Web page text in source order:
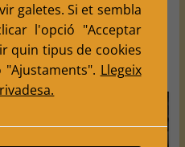
Like
galetes. Si et sembla
l'opció "Acceptar
quin tipus de cookies
Llegeix